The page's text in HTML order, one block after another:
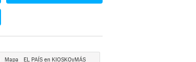
Mapa EL PAÍS en KIOSKOyMÁS